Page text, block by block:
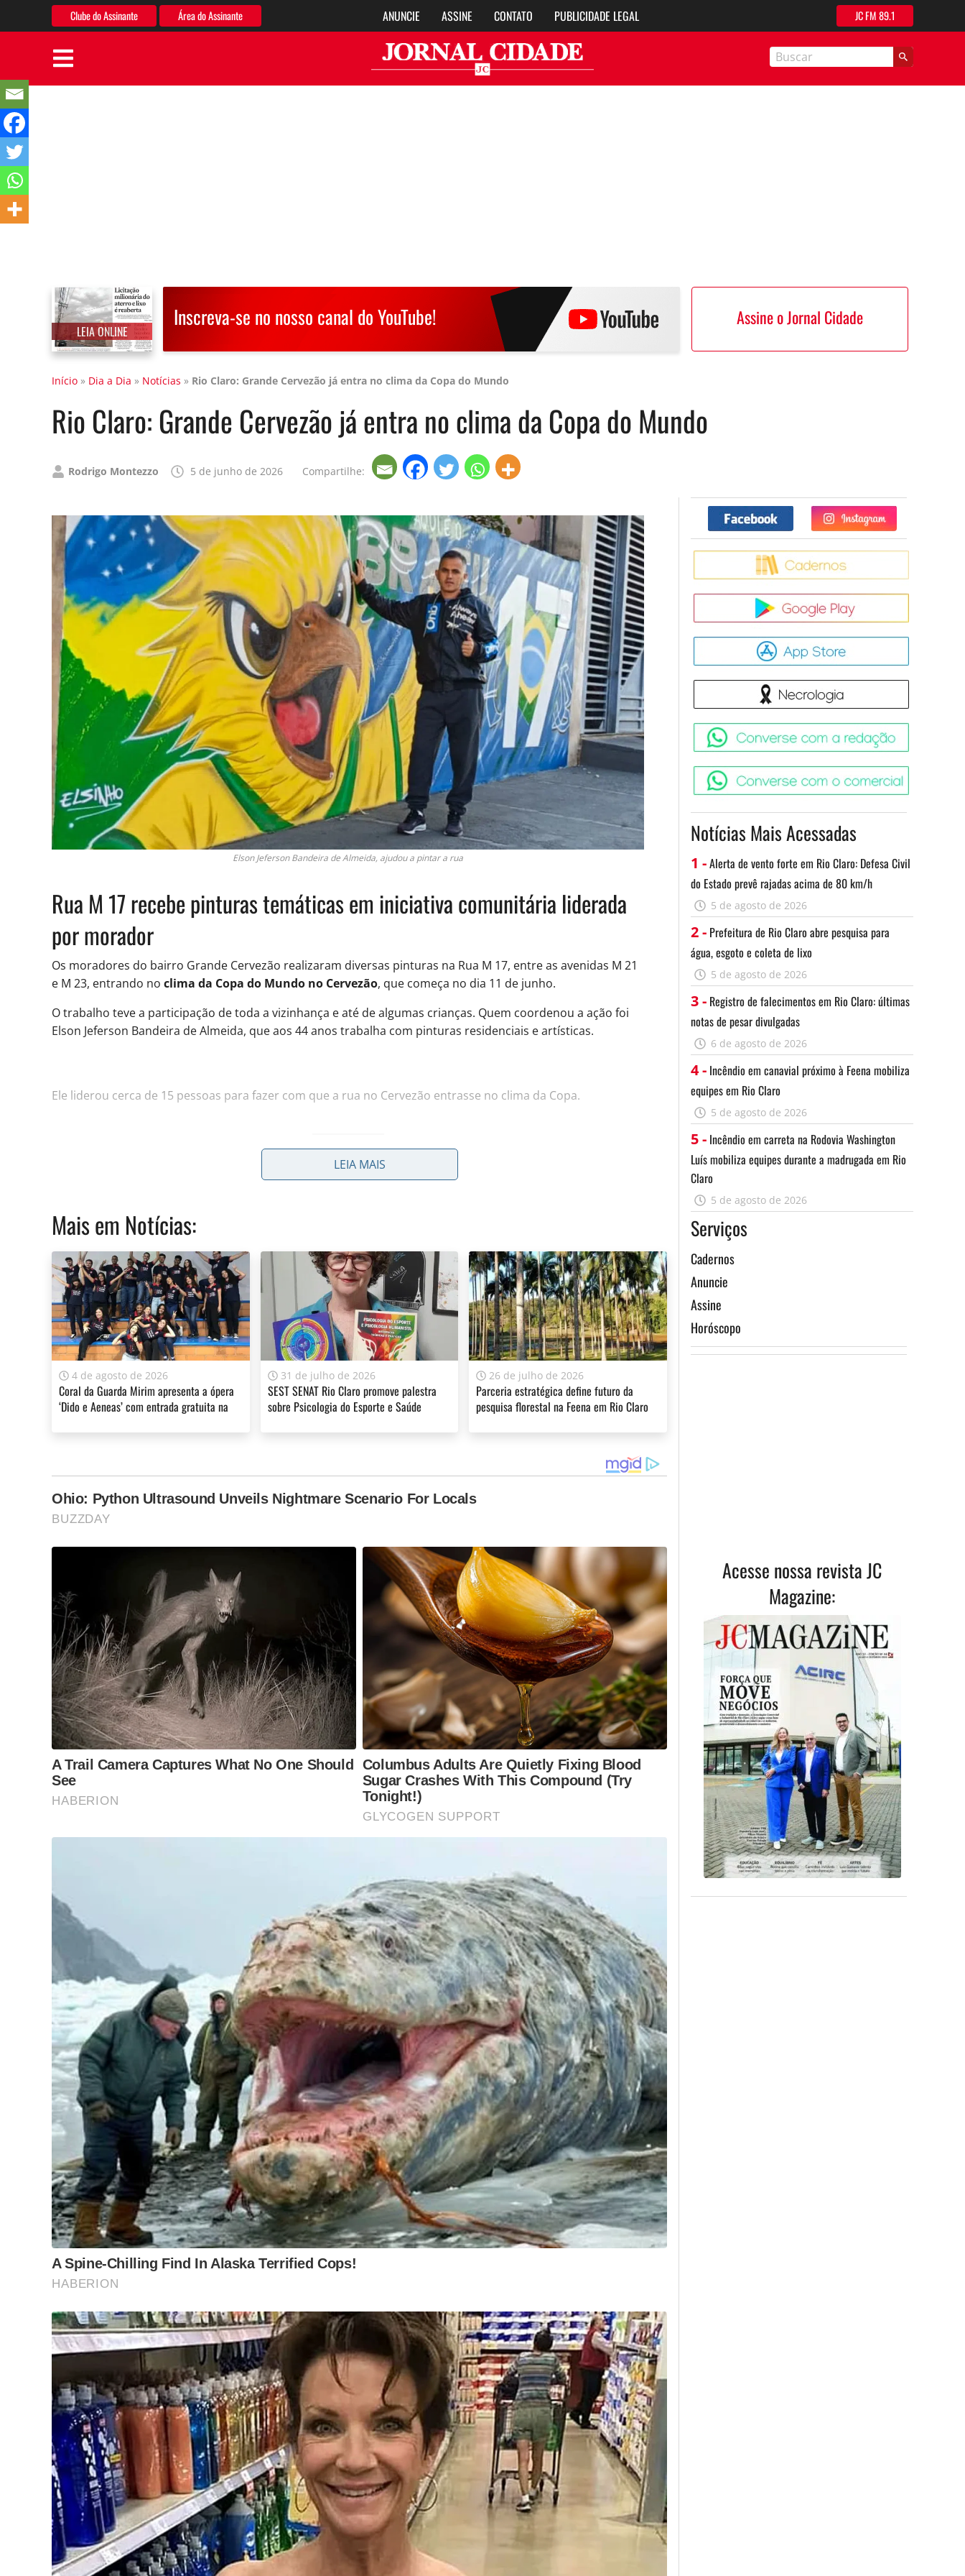
Clube do Assinante Área do Assinante ANUNCIE ASSINE CONTATO PUBLICIDADE LEGAL JC FM 89.1
LEIA ONLINE
Inscreva-se no nosso canal do YouTube! Assine o Jornal Cidade
Início » Dia a Dia » Notícias » Rio Claro: Grande Cervezão já entra no clima da Copa do Mundo
Rio Claro: Grande Cervezão já entra no clima da Copa do Mundo
Publicado
Rodrigo Montezzo 5 de junho de 2026 Compartilhe:
Elson Jeferson Bandeira de Almeida, ajudou a pintar a rua
Rua M 17 recebe pinturas temáticas em iniciativa comunitária liderada
por morador
Os moradores do bairro Grande Cervezão realizaram diversas pinturas na Rua M 17, entre as avenidas M 21
e M 23, entrando no clima da Copa do Mundo no Cervezão, que começa no dia 11 de junho.
O trabalho teve a participação de toda a vizinhança e até de algumas crianças. Quem coordenou a ação foi
Elson Jeferson Bandeira de Almeida, que aos 44 anos trabalha com pinturas residenciais e artísticas.
Ele liderou cerca de 15 pessoas para fazer com que a rua no Cervezão entrasse no clima da Copa.
📲 Quer receber as notícias mais importantes de Rio Claro direto no celular?
WhatsApp e acompanhe atualizações ao longo do dia com informação confiável.
O pintor de 44 anos celebrou o trabalho: “É gratificante ver a alegria das pessoas, no momento em que ficou
pronta a pintura, o pessoal acabou se animando, eu gostei muito”, disse Elson ao JC.
Moradores do Cervezão, liderados pelo pintor Elson Jeferson Bandeira de Almeida, pintaram a Rua M 17 com
o tema da Copa do Mundo
Colaboração e apoio à iniciativa
Além da iniciativa e esforço de Elson e dos moradores do bairro, a pintura teve o suporte de voluntários que
forneceram a tinta.
Elson explicou: “Tivemos ajuda com a tinta através do André da Bocão Pisos, do Gale da Agroceres, Edmílson
Tintas, Diguinho Tintas e o ex-vereador Valdir Andreeta. O restante do material nós fizemos uma “vaquinha”
entre os amigos e vizinhos e compramos, para terminar a pintura”, disse o morador do Cervezão.
GRANDE CERVEZÃO
A sua assinatura é fundamental para continuarmos a oferecer informação de qualidade e credibilidade. Apoie o jornalismo
do Jornal Cidade. Clique aqui
YouTube Assine
LEIA MAIS
Mais em Notícias:
4 de agosto de 2026
Coral da Guarda Mirim apresenta a ópera
‘Dido e Aeneas’ com entrada gratuita na
31 de julho de 2026
SEST SENAT Rio Claro promove palestra
sobre Psicologia do Esporte e Saúde
26 de julho de 2026
Parceria estratégica define futuro da
pesquisa florestal na Feena em Rio Claro
Facebook Twitter
Notícias Mais Acessadas
1 -Alerta de vento forte em Rio Claro: Defesa Civil
do Estado prevê rajadas acima de 80 km/h
5 de agosto de 2026
2 - Prefeitura de Rio Claro abre pesquisa para
água, esgoto e coleta de lixo
5 de agosto de 2026
3 - Registro de falecimentos em Rio Claro: últimas
notas de pesar divulgadas
6 de agosto de 2026
4 - Incêndio em canavial próximo à Feena mobiliza
equipes em Rio Claro
5 de agosto de 2026
5 - Incêndio em carreta na Rodovia Washington
Luís mobiliza equipes durante a madrugada em Rio
Claro
5 de agosto de 2026
Serviços
Cadernos
Anuncie
Assine
Horóscopo
Acesse nossa revista JC
Magazine: